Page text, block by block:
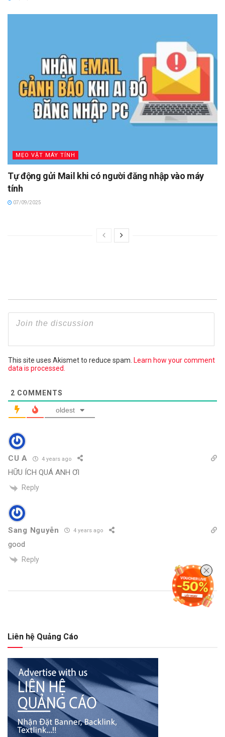
MẸO VẶT MÁY TÍNH
Tự động gửi Mail khi có người đăng nhập vào máy
tính
07/09/2025
This site uses Akismet to reduce spam. Learn how your comment
data is processed.
2 COMMENTS
oldest
CU A 4 years ago
HỮU ÍCH QUÁ ANH ƠI
Reply
Sang Nguyễn 4 years ago
good
Reply
Liên hệ Quảng Cáo